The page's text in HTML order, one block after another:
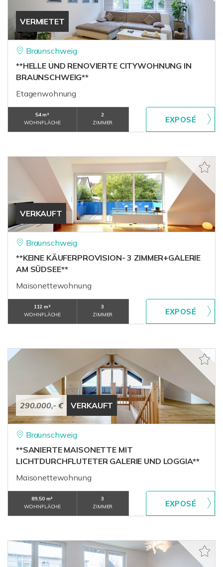
VERMIETET
Braunschweig
**HELLE UND RENOVIERTE CITYWOHNUNG IN
BRAUNSCHWEIG**
Etagenwohnung
54 m²
WOHNFLÄCHE
2
ZIMMER
VERKAUFT
Braunschweig
**KEINE KÄUFERPROVISION- 3 ZIMMER+GALERIE
AM SÜDSEE**
Maisonettewohnung
112 m²
WOHNFLÄCHE
3
ZIMMER
290.000,- € VERKAUFT
Braunschweig
**SANIERTE MAISONETTE MIT
LICHTDURCHFLUTETER GALERIE UND LOGGIA**
Maisonettewohnung
89,50 m²
WOHNFLÄCHE
3
ZIMMER